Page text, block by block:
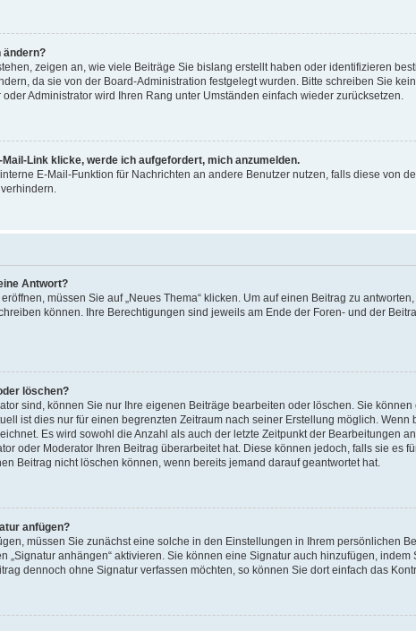
ändern?
zeigen an, wie viele Beiträge Sie bislang erstellt haben oder identifizieren
da sie von der Board-Administration festgelegt wurden. Bitte schreiben Sie
Administrator wird Ihren Rang unter Umständen einfach wieder zurücksetzen.
Link klicke, werde ich aufgefordert, mich anzumelden.
E-Mail-Funktion für Nachrichten an andere Benutzer nutzen, falls diese von
Antwort?
müssen Sie auf „Neues Thema“ klicken. Um auf einen Beitrag zu
können. Ihre Berechtigungen sind jeweils am Ende der Foren- und der
löschen?
sind, können Sie nur Ihre eigenen Beiträge bearbeiten oder löschen. Sie
ist dies nur für einen begrenzten Zeitraum nach seiner Erstellung möglich.
Es wird sowohl die Anzahl als auch der letzte Zeitpunkt der Bearbeitungen
oder Moderator Ihren Beitrag überarbeitet hat. Diese können jedoch, falls sie es
Beitrag nicht löschen können, wenn bereits jemand darauf geantwortet hat.
anfügen?
müssen Sie zunächst eine solche in den Einstellungen in Ihrem persönlichen
„Signatur anhängen“ aktivieren. Sie können eine Signatur auch hinzufügen,
dennoch ohne Signatur verfassen möchten, so können Sie dort einfach das